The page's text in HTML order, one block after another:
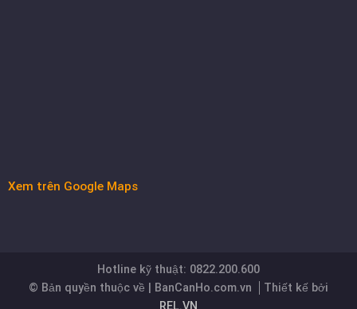
Xem trên Google Maps
Hotline kỹ thuật: 0822.200.600
© Bản quyền thuộc về | BanCanHo.com.vn
Thiết kế bởi
REL.VN